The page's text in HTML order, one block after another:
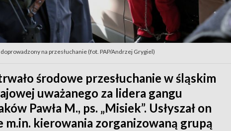
na przesłuchanie (fot. PAP/Andrzej Grygiel)
środowe przesłuchanie w śląskim
uważanego za lidera gangu
Pawła M., ps. „Misiek”. Usłyszał on
kierowania zorganizowaną grupą